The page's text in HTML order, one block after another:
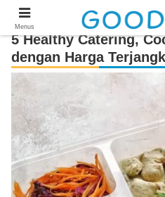
5 Healthy Catering,
dengan Harga
Menus